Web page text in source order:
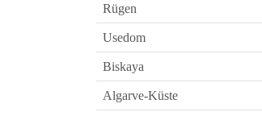
Rügen
Usedom
Biskaya
Algarve-Küste